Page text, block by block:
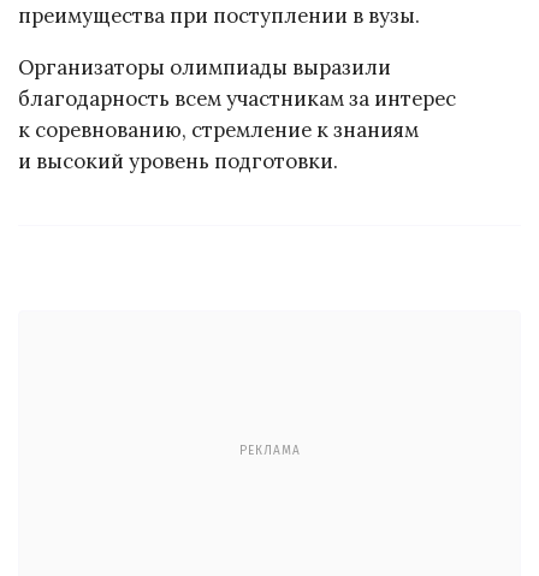
преимущества при поступлении в вузы.
Организаторы олимпиады выразили
благодарность всем участникам за интерес
к соревнованию, стремление к знаниям
и высокий уровень подготовки.
РЕКЛАМА